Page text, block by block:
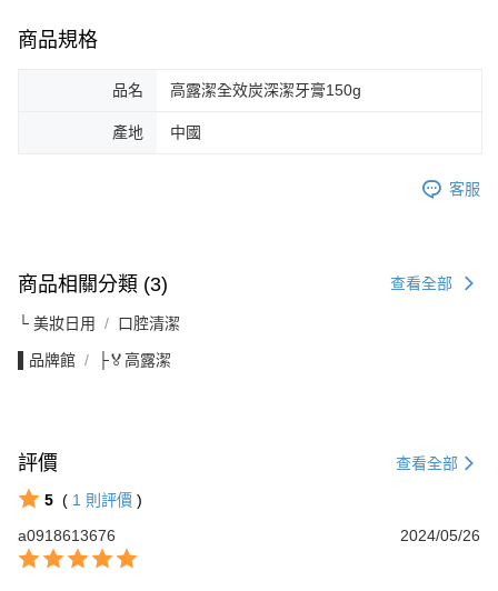
商品規格
品名 高露潔全效炭深潔牙膏150g
產地 中國
客服
商品相關分類 (3) 查看全部
└ 美妝日用 口腔清潔
▌品牌館 ├🏅高露潔
評價 查看全部
5 ( 1 則評價 )
a0918613676
2024/05/26